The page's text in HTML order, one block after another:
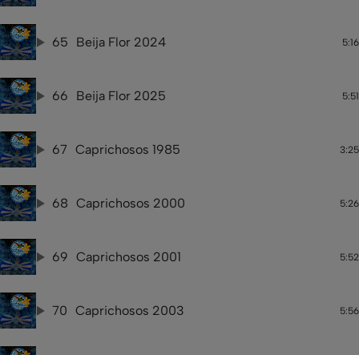
65 Beija Flor 2024 5:16
66 Beija Flor 2025 5:51
67 Caprichosos 1985 3:25
68 Caprichosos 2000 5:26
69 Caprichosos 2001 5:52
70 Caprichosos 2003 5:56